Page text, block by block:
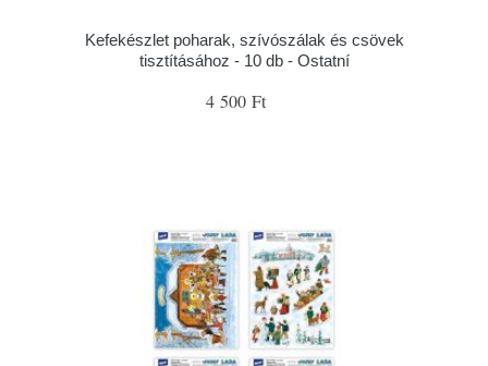
Kefekészlet poharak, szívószálak és csövek
tisztításához - 10 db - Ostatní
4 500 Ft